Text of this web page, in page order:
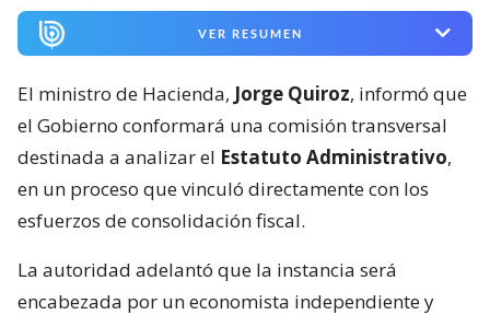
VER RESUMEN
El ministro de Hacienda, Jorge Quiroz, informó que
el Gobierno conformará una comisión transversal
destinada a analizar el Estatuto Administrativo,
en un proceso que vinculó directamente con los
esfuerzos de consolidación fiscal.
La autoridad adelantó que la instancia será
encabezada por un economista independiente y